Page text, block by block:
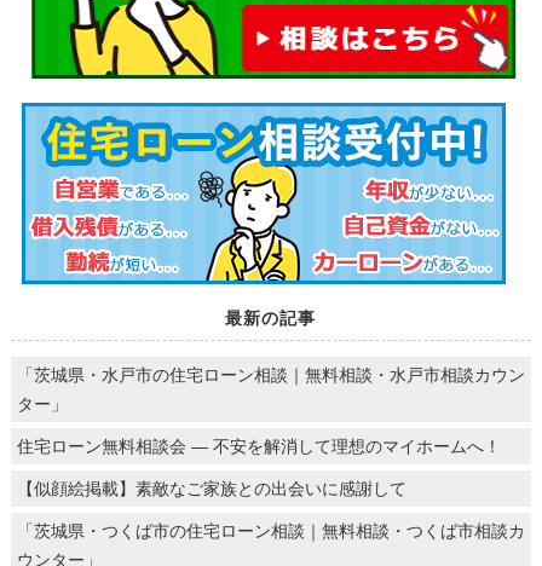
最新の記事
「茨城県・水戸市の住宅ローン相談｜無料相談・水戸市相談カウン
ター」
住宅ローン無料相談会 ― 不安を解消して理想のマイホームへ！
【似顔絵掲載】素敵なご家族との出会いに感謝して
「茨城県・つくば市の住宅ローン相談｜無料相談・つくば市相談カ
ウンター」